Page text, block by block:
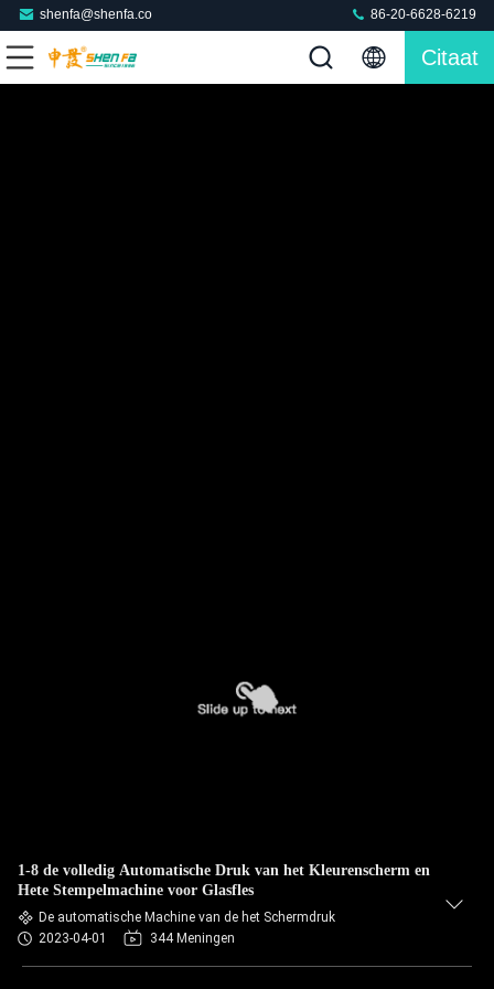
shenfa@shenfa.co 86-20-6628-6219
Citaat
1-8 de volledig Automatische Druk van het Kleurenscherm en
Hete Stempelmachine voor Glasfles
De automatische Machine van de het Schermdruk
2023-04-01
344 Meningen